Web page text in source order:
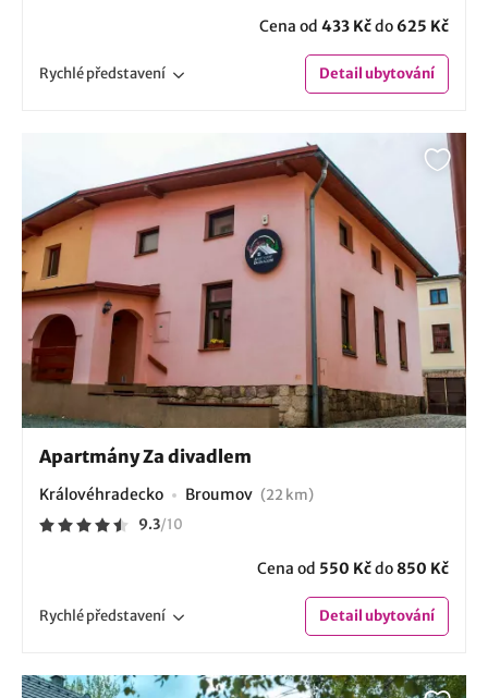
Cena od 433 Kčdo 625 Kč
Rychlépředstavení Detailubytování
Apartmány Za divadlem
Královéhradecko Broumov (22 km)
9.3/10
Cena od 550 Kčdo 850 Kč
Rychlépředstavení Detailubytování